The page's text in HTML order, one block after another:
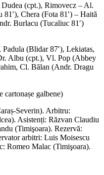
(cpt.), Rimovecz – Al.
Chera (Fota 81′) – Haită
Burlacu (Tucaliuc 81′)
(Blidar 87′), Lekiatas,
Albu (cpt.), Vl. Pop (Abbey
Cl. Bălan (Andr. Dragu
cartonașe galbene)
Severin). Arbitru:
Asistenți: Răzvan Claudiu
(Timişoara). Rezervă:
arbitri: Luis Moisescu
Romeo Malac (Timişoara).